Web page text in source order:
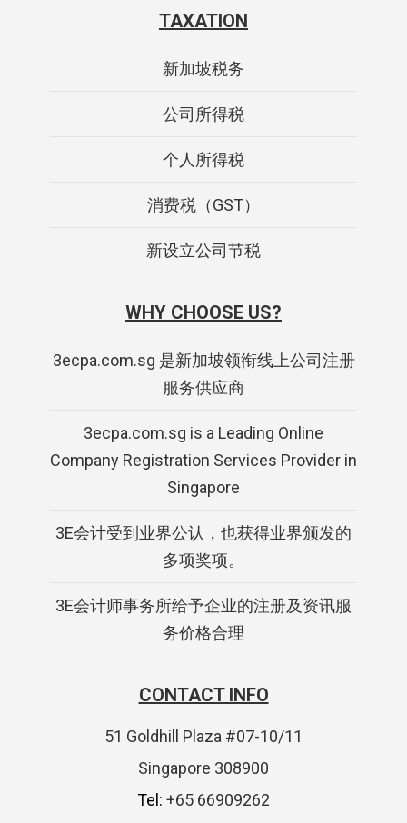
TAXATION
新加坡税务
公司所得税
个人所得税
消费税（GST）
新设立公司节税
WHY CHOOSE US?
3ecpa.com.sg 是新加坡领衔线上公司注册
服务供应商
3ecpa.com.sg is a Leading Online
Company Registration Services Provider in
Singapore
3E会计受到业界公认，也获得业界颁发的
多项奖项。
3E会计师事务所给予企业的注册及资讯服
务价格合理
CONTACT INFO
51 Goldhill Plaza #07-10/11
Singapore 308900
Tel: +65 66909262